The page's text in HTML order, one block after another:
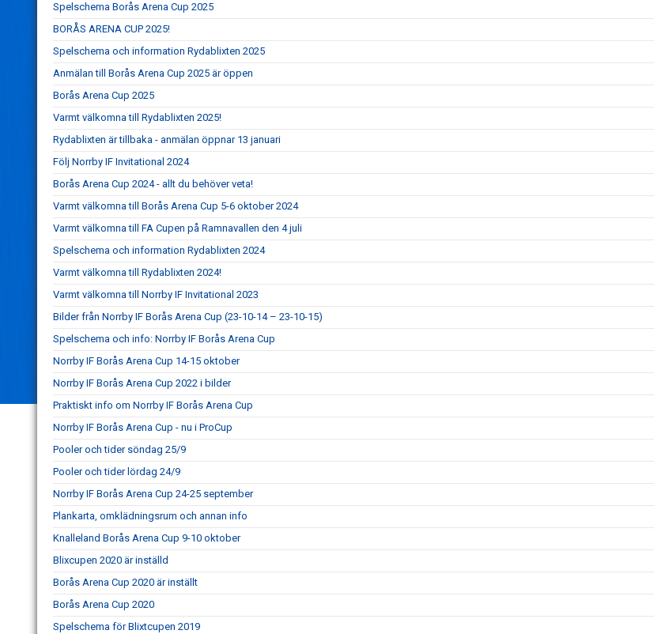
Spelschema Borås Arena Cup 2025
BORÅS ARENA CUP 2025!
Spelschema och information Rydablixten 2025
Anmälan till Borås Arena Cup 2025 är öppen
Borås Arena Cup 2025
Varmt välkomna till Rydablixten 2025!
Rydablixten är tillbaka - anmälan öppnar 13 januari
Följ Norrby IF Invitational 2024
Borås Arena Cup 2024 - allt du behöver veta!
Varmt välkomna till Borås Arena Cup 5-6 oktober 2024
Varmt välkomna till FA Cupen på Ramnavallen den 4 juli
Spelschema och information Rydablixten 2024
Varmt välkomna till Rydablixten 2024!
Varmt välkomna till Norrby IF Invitational 2023
Bilder från Norrby IF Borås Arena Cup (23-10-14 – 23-10-15)
Spelschema och info: Norrby IF Borås Arena Cup
Norrby IF Borås Arena Cup 14-15 oktober
Norrby IF Borås Arena Cup 2022 i bilder
Praktiskt info om Norrby IF Borås Arena Cup
Norrby IF Borås Arena Cup - nu i ProCup
Pooler och tider söndag 25/9
Pooler och tider lördag 24/9
Norrby IF Borås Arena Cup 24-25 september
Plankarta, omklädningsrum och annan info
Knalleland Borås Arena Cup 9-10 oktober
Blixcupen 2020 är inställd
Borås Arena Cup 2020 är inställt
Borås Arena Cup 2020
Spelschema för Blixtcupen 2019